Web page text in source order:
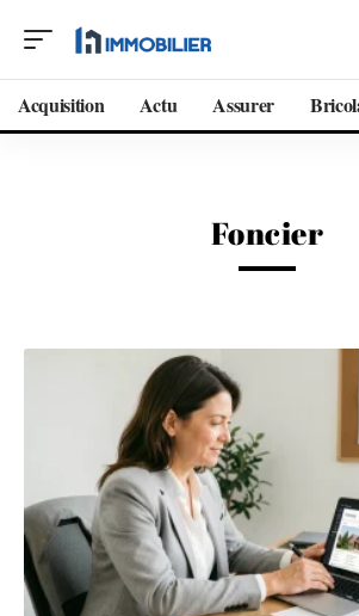
Acquisition Actu Assurer
Foncier